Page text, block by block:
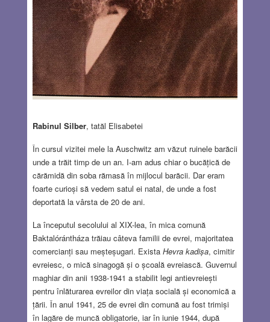
Rabinul Silber, tatăl Elisabetei
În cursul vizitei mele la Auschwitz am văzut ruinele barăcii
unde a trăit timp de un an. I-am adus chiar o bucățică de
cărămidă din soba rămasă în mijlocul barăcii. Dar eram
foarte curioși să vedem satul ei natal, de unde a fost
deportată la vârsta de 20 de ani.
La începutul secolului al XIX-lea, în mica comună
Baktalórántháza trăiau câteva familii de evrei, majoritatea
comercianți sau meșteșugari. Exista Hevra kadișa, cimitir
evreiesc, o mică sinagogă și o școală evreiască. Guvernul
maghiar din anii 1938-1941 a stabilit legi antievreiești
pentru înlăturarea evreilor din viața socială și economică a
țării. În anul 1941, 25 de evrei din comună au fost trimiși
în lagăre de muncă obligatorie, iar în iunie 1944, după